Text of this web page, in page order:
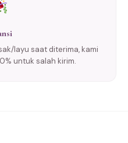
layu saat diterima, kami
untuk salah kirim.